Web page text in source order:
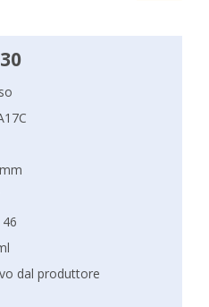
46
dal produttore